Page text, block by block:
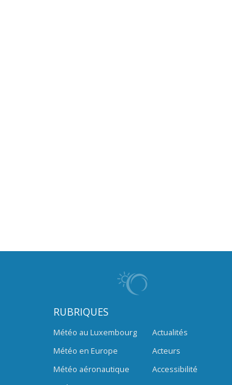
RUBRIQUES
Météo au Luxembourg
Météo en Europe
Météo aéronautique
Actualités
Acteurs
Accessibilité